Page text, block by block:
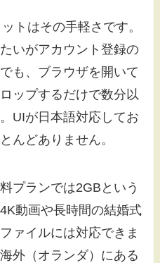
トはその手軽さです。
いがアカウント登録の
も、ブラウザを開いて
ップするだけで数分以
UIが日本語対応してお
んどありません。
プランでは2GBという
動画や長時間の結婚式
ァイルには対応できま
外（オランダ）にある